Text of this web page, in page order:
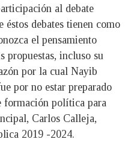
al debate
éstos debates tienen como
el pensamiento
propuestas, incluso su
por la cual Nayib
por no estar preparado
formación política para
Carlos Calleja,
2019 -2024.